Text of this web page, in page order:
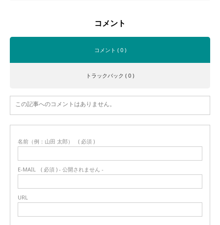
コメント
コメント ( 0 )
トラックバック ( 0 )
この記事へのコメントはありません。
名前（例：山田 太郎） ( 必須 )
E-MAIL ( 必須 ) - 公開されません -
URL